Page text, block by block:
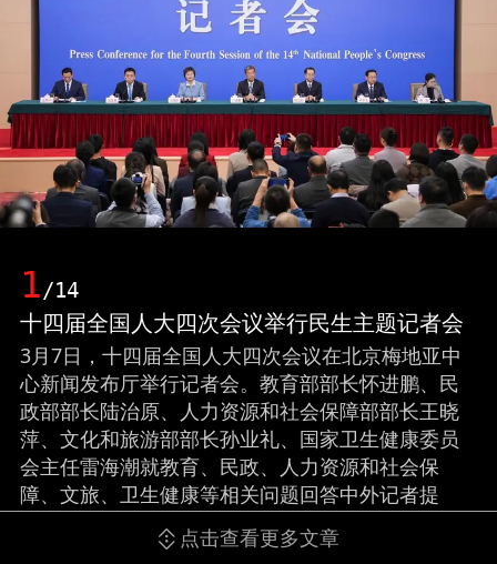
1/14
十四届全国人大四次会议举行民生主题记者会
3月7日，十四届全国人大四次会议在北京梅地亚中
心新闻发布厅举行记者会。教育部部长怀进鹏、民
政部部长陆治原、人力资源和社会保障部部长王晓
萍、文化和旅游部部长孙业礼、国家卫生健康委员
会主任雷海潮就教育、民政、人力资源和社会保
障、文旅、卫生健康等相关问题回答中外记者提
问。 新华社记者 王曦 摄（来源：新华网）
点击查看更多文章